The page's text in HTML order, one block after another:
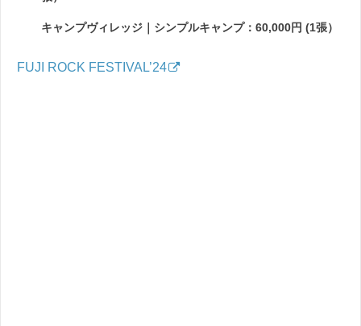
キャンプヴィレッジ｜シンプルキャンプ：60,000円 (1張）
FUJI ROCK FESTIVAL’24